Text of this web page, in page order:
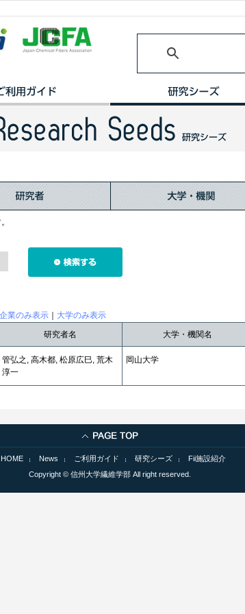
企業のみ表示 大学のみ表示
研究者名 大学・機関名
管弘之, 高木都, 松原広巳, 荒木
淳一
岡山大学
HOME News ご利用ガイド 研究シーズ
Fii施設紹介
Copyright © 信州大学繊維学部 All right reserved.